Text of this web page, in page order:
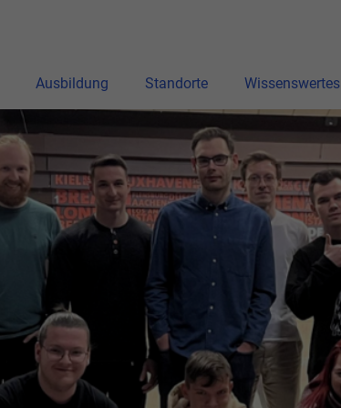
Ausbildung Standorte Wissenswertes